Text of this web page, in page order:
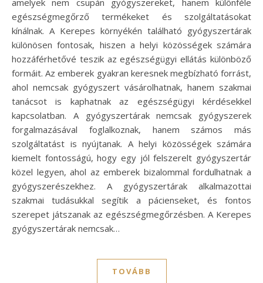
amelyek nem csupán gyógyszereket, hanem különféle
egészségmegőrző termékeket és szolgáltatásokat
kínálnak. A Kerepes környékén található gyógyszertárak
különösen fontosak, hiszen a helyi közösségek számára
hozzáférhetővé teszik az egészségügyi ellátás különböző
formáit. Az emberek gyakran keresnek megbízható forrást,
ahol nemcsak gyógyszert vásárolhatnak, hanem szakmai
tanácsot is kaphatnak az egészségügyi kérdésekkel
kapcsolatban. A gyógyszertárak nemcsak gyógyszerek
forgalmazásával foglalkoznak, hanem számos más
szolgáltatást is nyújtanak. A helyi közösségek számára
kiemelt fontosságú, hogy egy jól felszerelt gyógyszertár
közel legyen, ahol az emberek bizalommal fordulhatnak a
gyógyszerészekhez. A gyógyszertárak alkalmazottai
szakmai tudásukkal segítik a pácienseket, és fontos
szerepet játszanak az egészségmegőrzésben. A Kerepes
gyógyszertárak nemcsak…
TOVÁBB